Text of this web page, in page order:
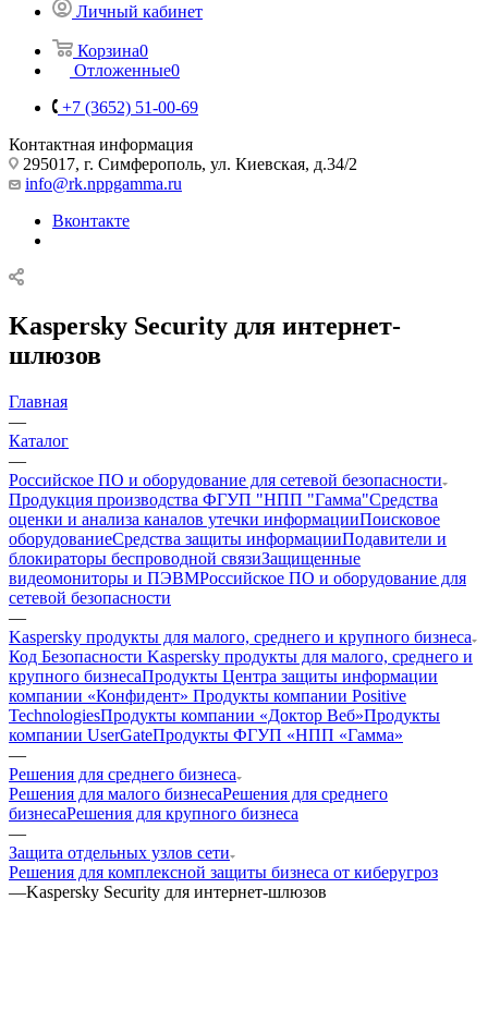
Личный кабинет
Корзина0
Отложенные0
+7 (3652) 51-00-69
Контактная информация
295017, г. Симферополь, ул. Киевская, д.34/2
info@rk.nppgamma.ru
Вконтакте
Kaspersky Security для интернет-
шлюзов
Главная
—
Каталог
—
Российское ПО и оборудование для сетевой безопасности
Продукция производства ФГУП "НПП "Гамма"Средства
оценки и анализа каналов утечки информацииПоисковое
оборудованиеСредства защиты информацииПодавители и
блокираторы беспроводной связиЗащищенные
видеомониторы и ПЭВМРоссийское ПО и оборудование для
сетевой безопасности
—
Kaspersky продукты для малого, среднего и крупного бизнеса
Код Безопасности Kaspersky продукты для малого, среднего и
крупного бизнесаПродукты Центра защиты информации
компании «Конфидент» Продукты компании Positive
TechnologiesПродукты компании «Доктор Веб»Продукты
компании UserGateПродукты ФГУП «НПП «Гамма»
—
Решения для среднего бизнеса
Решения для малого бизнесаРешения для среднего
бизнесаРешения для крупного бизнеса
—
Защита отдельных узлов сети
Решения для комплексной защиты бизнеса от киберугроз
—Kaspersky Security для интернет-шлюзов